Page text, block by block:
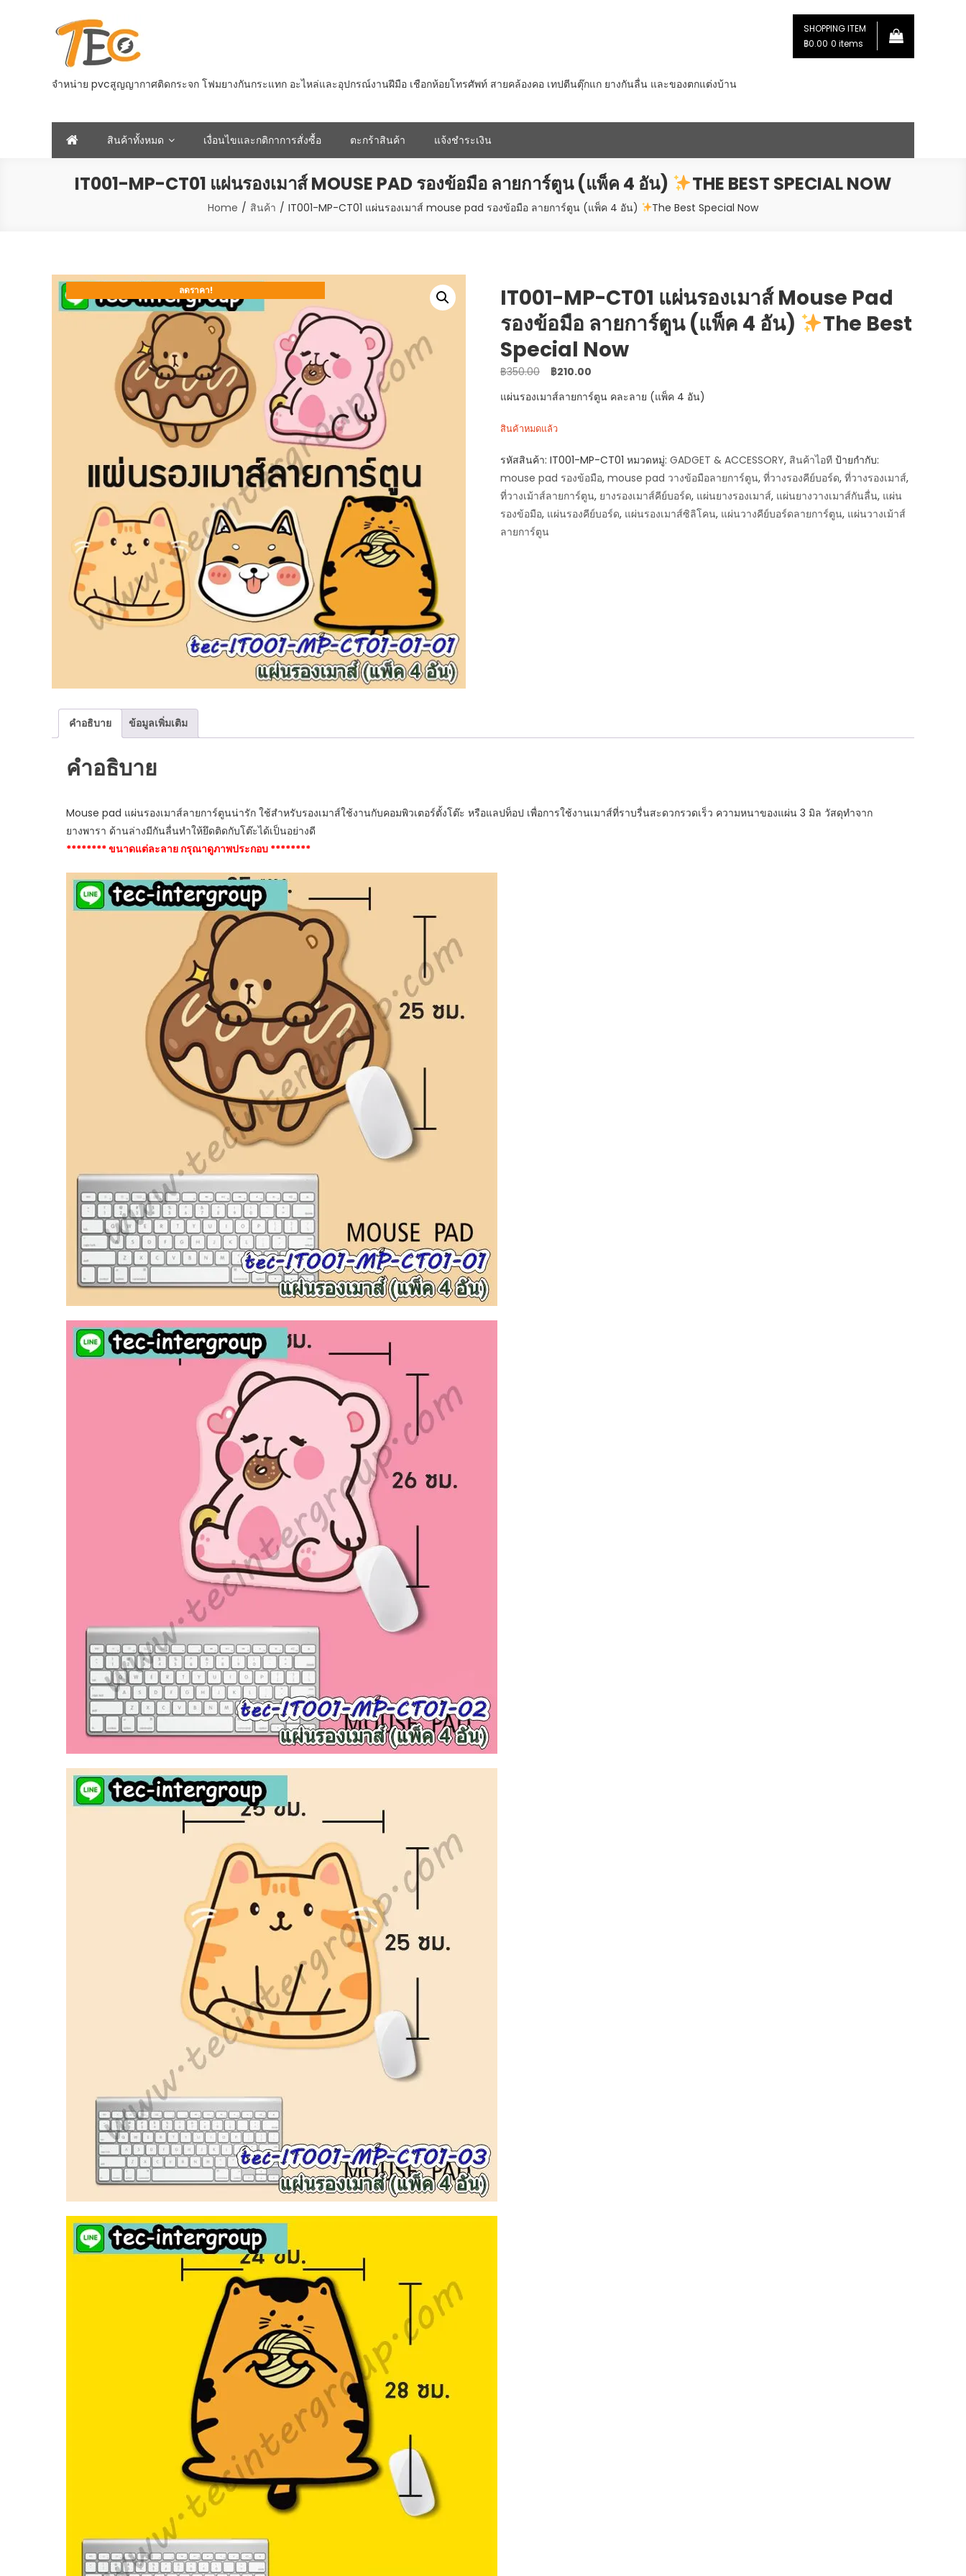
จำหน่าย pvcสูญญากาศติดกระจก โฟมยางกันกระแทก อะไหล่และอุปกรณ์งานฝีมือ เชือกห้อยโทรศัพท์ สายคล้องคอ เทปตีนตุ๊กแก ยางกันลื่น และของตกแต่งบ้าน
SHOPPING ITEM
฿0.00 0 items
สินค้าทั้งหมด เงื่อนไขและกติกาการสั่งซื้อ ตะกร้าสินค้า แจ้งชำระเงิน
IT001-MP-CT01 แผ่นรองเมาส์ MOUSE PAD รองข้อมือ ลายการ์ตูน (แพ็ค 4 อัน) THE BEST SPECIAL NOW
Home สินค้า IT001-MP-CT01 แผ่นรองเมาส์ mouse pad รองข้อมือ ลายการ์ตูน (แพ็ค 4 อัน) The Best Special Now
ลดราคา!
IT001-MP-CT01 แผ่นรองเมาส์ Mouse Pad
รองข้อมือ ลายการ์ตูน (แพ็ค 4 อัน)
The Best
Special Now
฿350.00
Original
price
฿350.00.
฿210.00
price
is:
แผ่นรองเมาส์ลายการ์ตูน คละลาย (แพ็ค 4 อัน)
สินค้าหมดแล้ว
รหัสสินค้า: IT001-MP-CT01 หมวดหมู่: GADGET & ACCESSORY, สินค้าไอที ป้ายกำกับ:
mouse pad รองข้อมือ, mouse pad วางข้อมือลายการ์ตูน, ที่วางรองคีย์บอร์ด, ที่วางรองเมาส์,
ที่วางเม้าส์ลายการ์ตูน, ยางรองเมาส์คีย์บอร์ด, แผ่นยางรองเมาส์, แผ่นยางวางเมาส์กันลื่น, แผ่น
รองข้อมือ, แผ่นรองคีย์บอร์ด, แผ่นรองเมาส์ซิลิโคน, แผ่นวางคีย์บอร์ดลายการ์ตูน, แผ่นวางเม้าส์
ลายการ์ตูน
คำอธิบาย ข้อมูลเพิ่มเติม
คำอธิบาย
Mouse pad แผ่นรองเมาส์ลายการ์ตูนน่ารัก ใช้สำหรับรองเมาส์ใช้งานกับคอมพิวเตอร์ตั้งโต๊ะ หรือแลปท็อป เพื่อการใช้งานเมาส์ที่ราบรื่นสะดวกรวดเร็ว ความหนาของแผ่น 3 มิล วัสดุทำจาก
ยางพารา ด้านล่างมีกันลื่นทำให้ยึดติดกับโต๊ะได้เป็นอย่างดี
******** ขนาดแต่ละลาย กรุณาดูภาพประกอบ ********